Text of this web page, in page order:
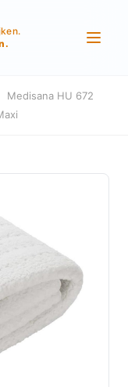
Medisana HU 672